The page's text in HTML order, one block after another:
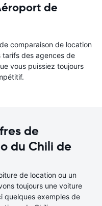
de
comparaison de location
des agences de
vous puissiez toujours
de
du Chili de
de location ou un
toujours une voiture
quelques exemples de